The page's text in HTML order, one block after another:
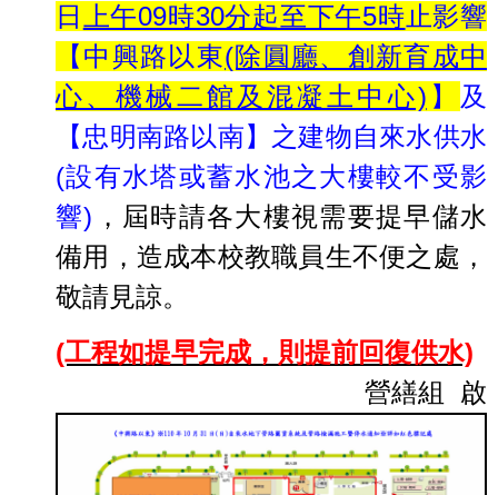
日
上午09時30分起至下午5時 止影響
【中興路以東(除圓廳、創新育成中
心、機械二館及混凝土中心) 】 及
【忠明南路以南】之建物自來水供水
(設有水塔或蓄水池之大樓較不受影
響) ，屆時請各大樓視需要提早儲水
備用，造成本校教職員生不便之處，
敬請見諒。
(工程如提早完成，則提前回復供水)
營繕組 啟